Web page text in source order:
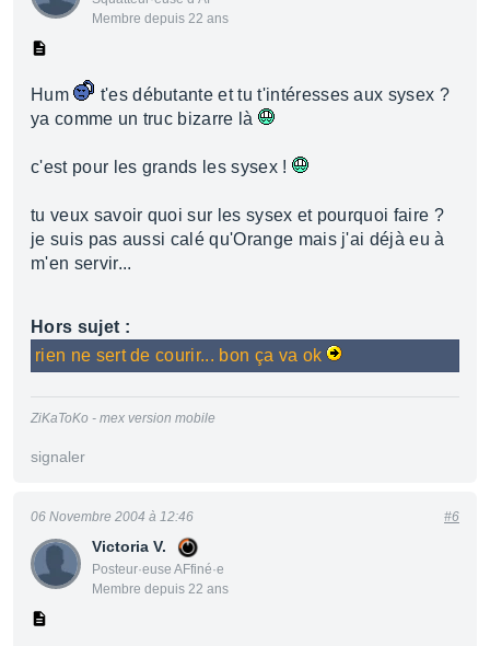
Membre depuis 22 ans
Hum
t'es débutante et tu t'intéresses aux sysex ?
ya comme un truc bizarre là
c'est pour les grands les sysex !
tu veux savoir quoi sur les sysex et pourquoi faire ?
je suis pas aussi calé qu'Orange mais j'ai déjà eu à
m'en servir...
Hors sujet :
rien ne sert de courir... bon ça va ok
ZiKaToKo - mex version mobile
signaler
Victoria V.
Posteur·euse AFfiné·e
Membre depuis 22 ans
06 Novembre 2004 à 12:46 #6